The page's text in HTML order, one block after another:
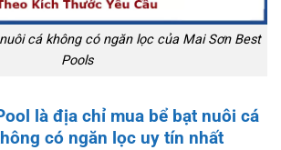
cá không có ngăn lọc của Mai Sơn Best
Pools
là địa chỉ mua bể bạt nuôi cá
có ngăn lọc uy tín nhất